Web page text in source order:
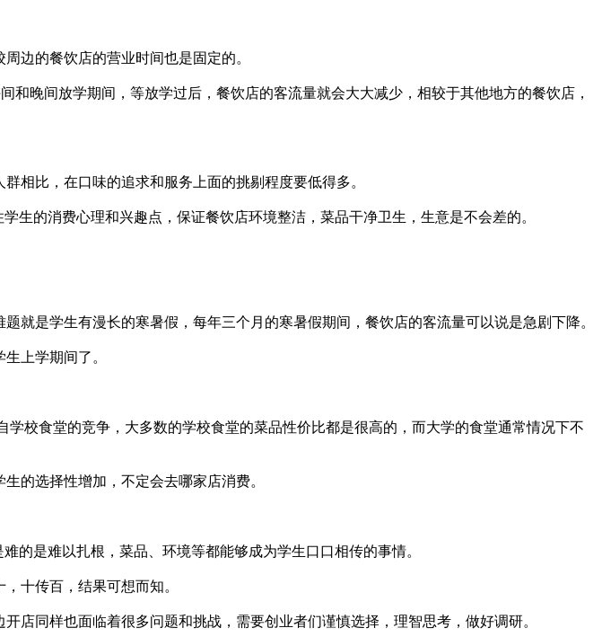
边的餐饮店的营业时间也是固定的。
晚间放学期间，等放学过后，餐饮店的客流量就会大大减少，相较于其他地方的餐饮店，
比，在口味的追求和服务上面的挑剔程度要低得多。
的消费心理和兴趣点，保证餐饮店环境整洁，菜品干净卫生，生意是不会差的。
是学生有漫长的寒暑假，每年三个月的寒暑假期间，餐饮店的客流量可以说是急剧下降。
上学期间了。
食堂的竞争，大多数的学校食堂的菜品性价比都是很高的，而大学的食堂通常情况下不
的选择性增加，不定会去哪家店消费。
是难以扎根，菜品、环境等都能够成为学生口口相传的事情。
十传百，结果可想而知。
同样也面临着很多问题和挑战，需要创业者们谨慎选择，理智思考，做好调研。